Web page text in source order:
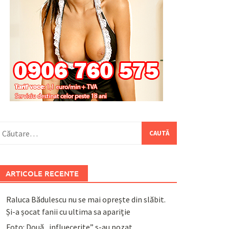
ARTICOLE RECENTE
Raluca Bădulescu nu se mai oprește din slăbit.
Și-a șocat fanii cu ultima sa apariție